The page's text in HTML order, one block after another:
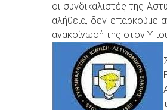
οι συνδικαλιστές της
αλήθεια, δεν επαρκούμε
ανακοίνωσή της στον